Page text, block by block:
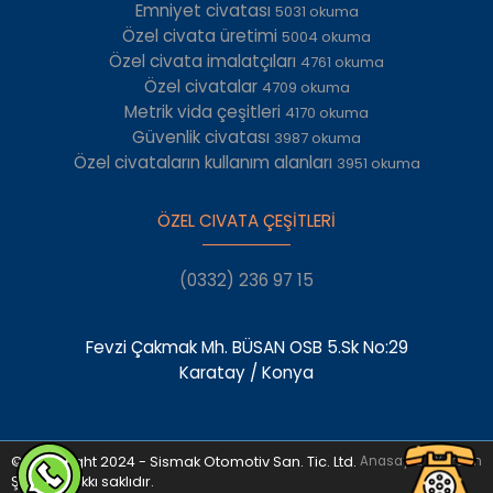
Emniyet civatası 5031 okuma
Özel civata üretimi 5004 okuma
Özel civata imalatçıları 4761 okuma
Özel civatalar 4709 okuma
Metrik vida çeşitleri 4170 okuma
Güvenlik civatası 3987 okuma
Özel civataların kullanım alanları 3951 okuma
ÖZEL CIVATA ÇEŞİTLERİ
(0332) 236 97 15
Fevzi Çakmak Mh. BÜSAN OSB 5.Sk No:29
Karatay / Konya
Anasayfa•Yardım
© Copyright 2024 - Sismak Otomotiv San. Tic. Ltd.
Şti. Her hakkı saklıdır.